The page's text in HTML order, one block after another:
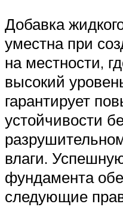
Добавка
уместна при
на местности,
высокий
гарантирует
устойчивости
влаги.
фундамента
следующие